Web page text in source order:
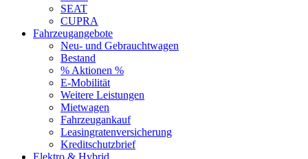
SEAT
CUPRA
Fahrzeugangebote
Neu- und Gebrauchtwagen
Bestand
% Aktionen %
E-Mobilität
Weitere Leistungen
Mietwagen
Fahrzeugankauf
Leasingratenversicherung
Kreditschutzbrief
Elektro & Hybrid